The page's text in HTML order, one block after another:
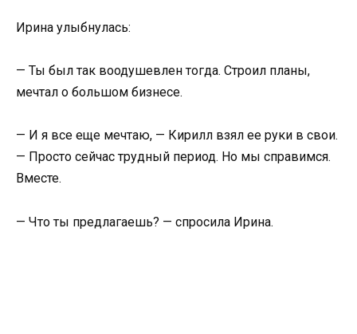
Ирина улыбнулась:
— Ты был так воодушевлен тогда. Строил планы,
мечтал о большом бизнесе.
— И я все еще мечтаю, — Кирилл взял ее руки в свои.
— Просто сейчас трудный период. Но мы справимся.
Вместе.
— Что ты предлагаешь? — спросила Ирина.